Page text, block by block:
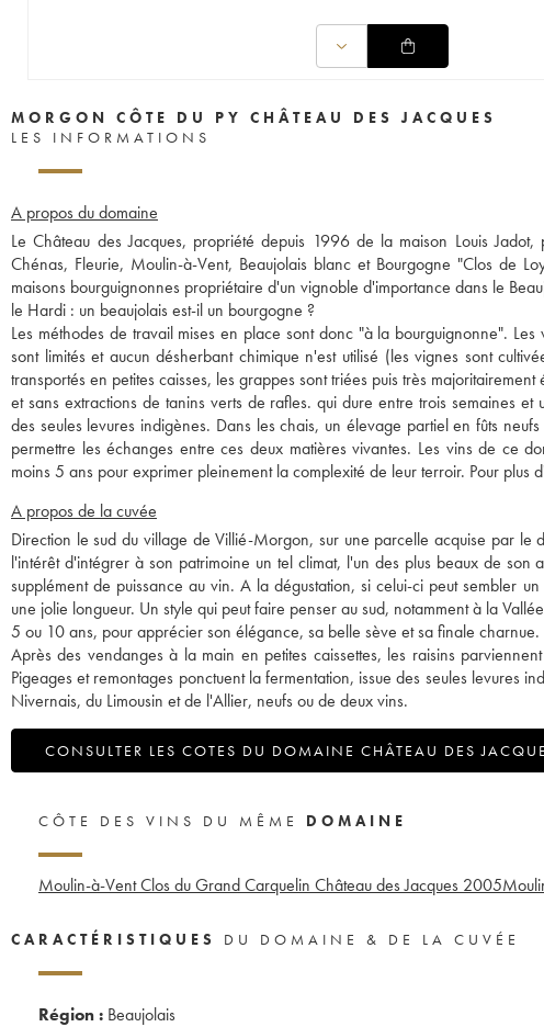
MORGON CÔTE DU PY CHÂTEAU DES JACQUES
LES INFORMATIONS
A propos du domaine
Le Château des Jacques, propriété depuis 1996 de la maison Louis
Chénas, Fleurie, Moulin-à-Vent, Beaujolais blanc et Bourgogne "Clos de
maisons bourguignonnes propriétaire d'un vignoble d'importance dans le
le Hardi : un beaujolais est-il un bourgogne ?
Les méthodes de travail mises en place sont donc "à la bourguignonne".
sont limités et aucun désherbant chimique n'est utilisé (les vignes sont
transportés en petites caisses, les grappes sont triées puis très
et sans extractions de tanins verts de rafles. qui dure entre trois semaines
des seules levures indigènes. Dans les chais, un élevage partiel en fûts
permettre les échanges entre ces deux matières vivantes. Les vins de ce
moins 5 ans pour exprimer pleinement la complexité de leur terroir. Pour plus
A propos de la cuvée
Direction le sud du village de Villié-Morgon, sur une parcelle acquise par
l'intérêt d'intégrer à son patrimoine un tel climat, l'un des plus beaux de
supplément de puissance au vin. A la dégustation, si celui-ci peut sembler
une jolie longueur. Un style qui peut faire penser au sud, notamment à la
5 ou 10 ans, pour apprécier son élégance, sa belle sève et sa finale charnue.
Après des vendanges à la main en petites caissettes, les raisins
Pigeages et remontages ponctuent la fermentation, issue des seules levures
Nivernais, du Limousin et de l'Allier, neufs ou de deux vins.
CONSULTER LES COTES DU DOMAINE CHÂTEAU DES
CÔTE DES VINS DU MÊME DOMAINE
Moulin-à-Vent Clos du Grand Carquelin Château des Jacques 2005
CARACTÉRISTIQUES DU DOMAINE & DE LA CUVÉE
Région : Beaujolais